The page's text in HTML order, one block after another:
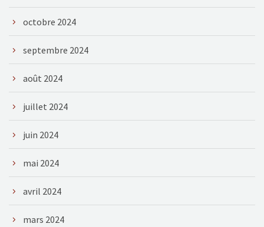
octobre 2024
septembre 2024
août 2024
juillet 2024
juin 2024
mai 2024
avril 2024
mars 2024